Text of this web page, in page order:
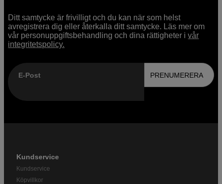
Ditt samtycke är frivilligt och du kan när som helst
avregistrera dig eller återkalla ditt samtycke. Läs mer om
vår personuppgiftsbehandling och dina rättigheter ivår
integritetspolicy.
E-Post PRENUMERERA
Kundservice
Kundservice
Köpvillkor